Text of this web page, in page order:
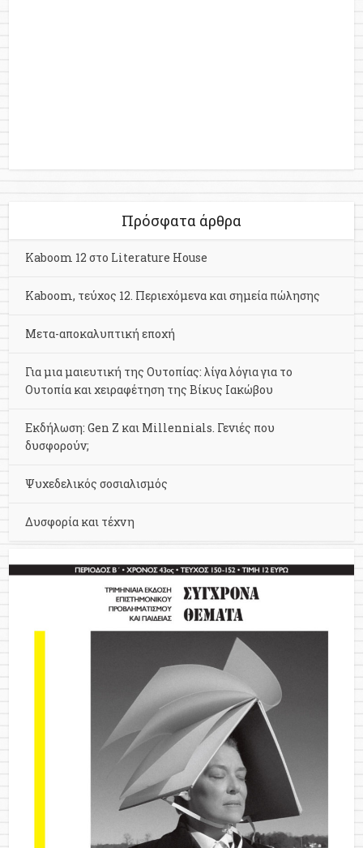
Πρόσφατα άρθρα
Kaboom 12 στο Literature House
Kaboom, τεύχος 12. Περιεχόμενα και σημεία πώλησης
Μετα-αποκαλυπτική εποχή
Για μια μαιευτική της Ουτοπίας: λίγα λόγια για το
Ουτοπία και χειραφέτηση της Βίκυς Ιακώβου
Εκδήλωση: Gen Z και Millennials. Γενιές που
δυσφορούν;
Ψυχεδελικός σοσιαλισμός
Δυσφορία και τέχνη